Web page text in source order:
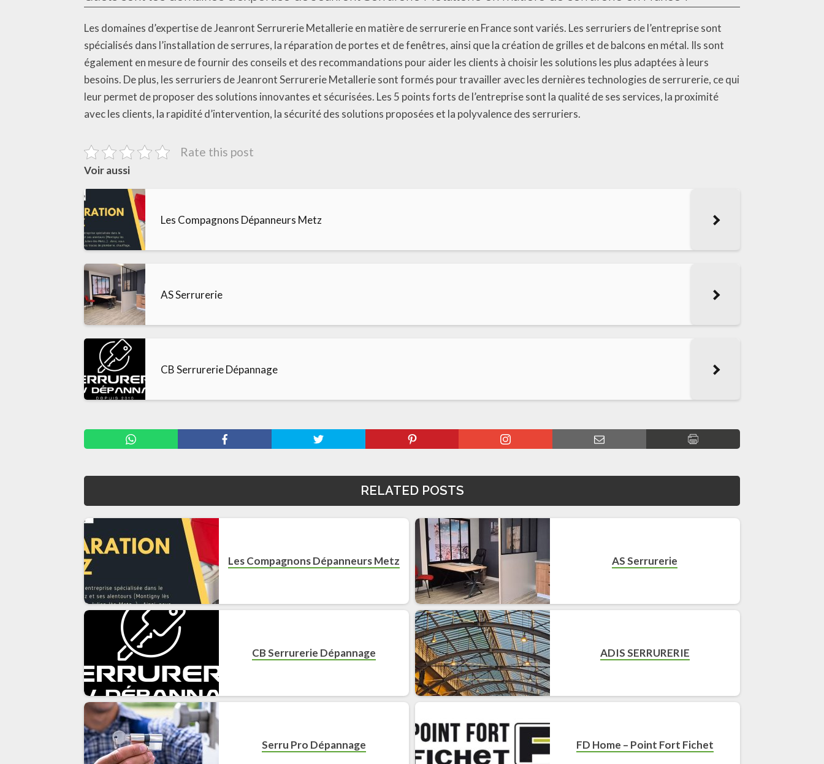
Les domaines d’expertise de Jeanront Serrurerie Metallerie en matière de serrurerie en France sont variés. Les serruriers de l’entreprise sont
spécialisés dans l’installation de serrures, la réparation de portes et de fenêtres, ainsi que la création de grilles et de balcons en métal. Ils sont
également en mesure de fournir des conseils et des recommandations pour aider les clients à choisir les solutions les plus adaptées à leurs
besoins. De plus, les serruriers de Jeanront Serrurerie Metallerie sont formés pour travailler avec les dernières technologies de serrurerie, ce qui
leur permet de proposer des solutions innovantes et sécurisées. Les 5 points forts de l’entreprise sont la qualité de ses services, la proximité
avec les clients, la rapidité d’intervention, la sécurité des solutions proposées et la polyvalence des serruriers.
Rate this post
Voir aussi
Les Compagnons Dépanneurs Metz
AS Serrurerie
CB Serrurerie Dépannage
RELATED POSTS
Les Compagnons Dépanneurs Metz AS Serrurerie
CB Serrurerie Dépannage ADIS SERRURERIE
Serru Pro Dépannage FD Home – Point Fort Fichet